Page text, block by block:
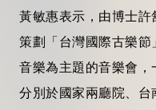
黃敏惠表示，由博士
策劃「台灣國際古樂
音樂為主題的音樂會，
分別於國家兩廳院、